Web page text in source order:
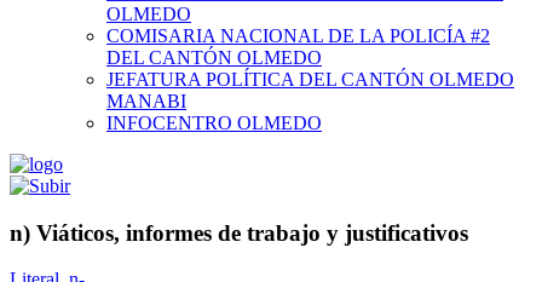
OLMEDO
COMISARIA NACIONAL DE LA POLICÍA #2
DEL CANTÓN OLMEDO
JEFATURA POLÍTICA DEL CANTÓN OLMEDO
MANABI
INFOCENTRO OLMEDO
n) Viáticos, informes de trabajo y justificativos